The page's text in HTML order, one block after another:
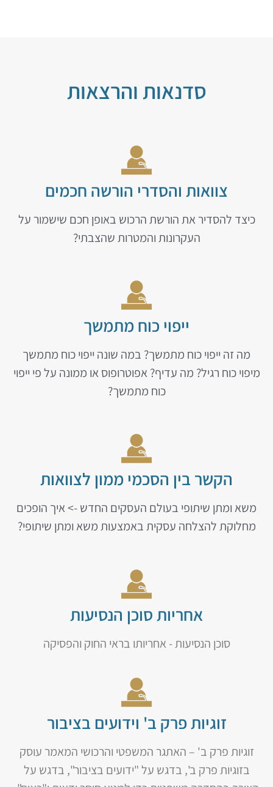
סדנאות והרצאות
צוואות והסדרי הורשה חכמים
כיצד להסדיר את הורשת הרכוש באופן חכם שישמור על
העקרונות והמטרות שהצבתי?
ייפוי כוח מתמשך
מה זה ייפוי כוח מתמשך? במה שונה ייפוי כוח מתמשך
מיפוי כוח רגיל? מה עדיף? אפוטרופוס או ממונה על פי ייפוי
כוח מתמשך?
הקשר בין הסכמי ממון לצוואות
משא ומתן שיתופי בעולם העסקים החדש -> איך הופכים
מחלוקת להצלחה עסקית באמצעות משא ומתן שיתופי?
אחריות סוכן הנסיעות
סוכן הנסיעות - אחריותו בראי החוק והפסיקה
זוגיות פרק ב' וידועים בציבור
זוגיות פרק ב' – האתגר המשפטי והרכושי המאמר עוסק
בזוגיות פרק ב', בדגש על "ידועים בציבור", בדגש על